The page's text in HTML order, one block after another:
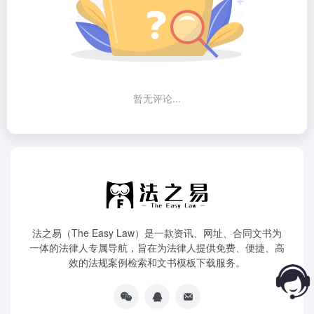
暂无评论...
法之易（The Easy Law）是一款资讯、网址、合同文书为
一体的法律人专属导航，旨在为法律人提供免费、便捷、高
效的法规案例检索和文书模板下载服务。